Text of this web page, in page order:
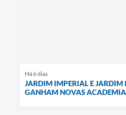
Há 6 dias
JARDIM IMPERIAL E JARDIM
GANHAM NOVAS